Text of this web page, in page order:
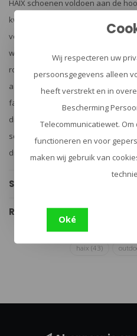
HAIX schoenen voldoen aan de
kwaliteit en design wereldwijd
verhouding. Klanten vertrouwen
werk en in hun vrije tijd – elke dag,
rond. Dat is de reden waarom deze
aanbieden van de beste schoenen
fans! Meer dan 1.000 toegewijde
dragen bij tot succes. Het wordt
schoenproductie-installaties en
dragen Haix!
Specificaties
Reviews
haix (43)
Wij respecteren uw
persoonsgegevens alleen
heeft verstrekt en in
Bescherming
Telecommunicatiewet.
functioneren en voor
maken wij gebruik van
Oké